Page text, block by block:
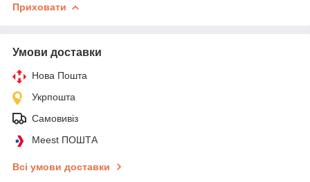
Приховати
Умови доставки
Нова Пошта
Укрпошта
Самовивіз
Meest ПОШТА
Всі умови доставки